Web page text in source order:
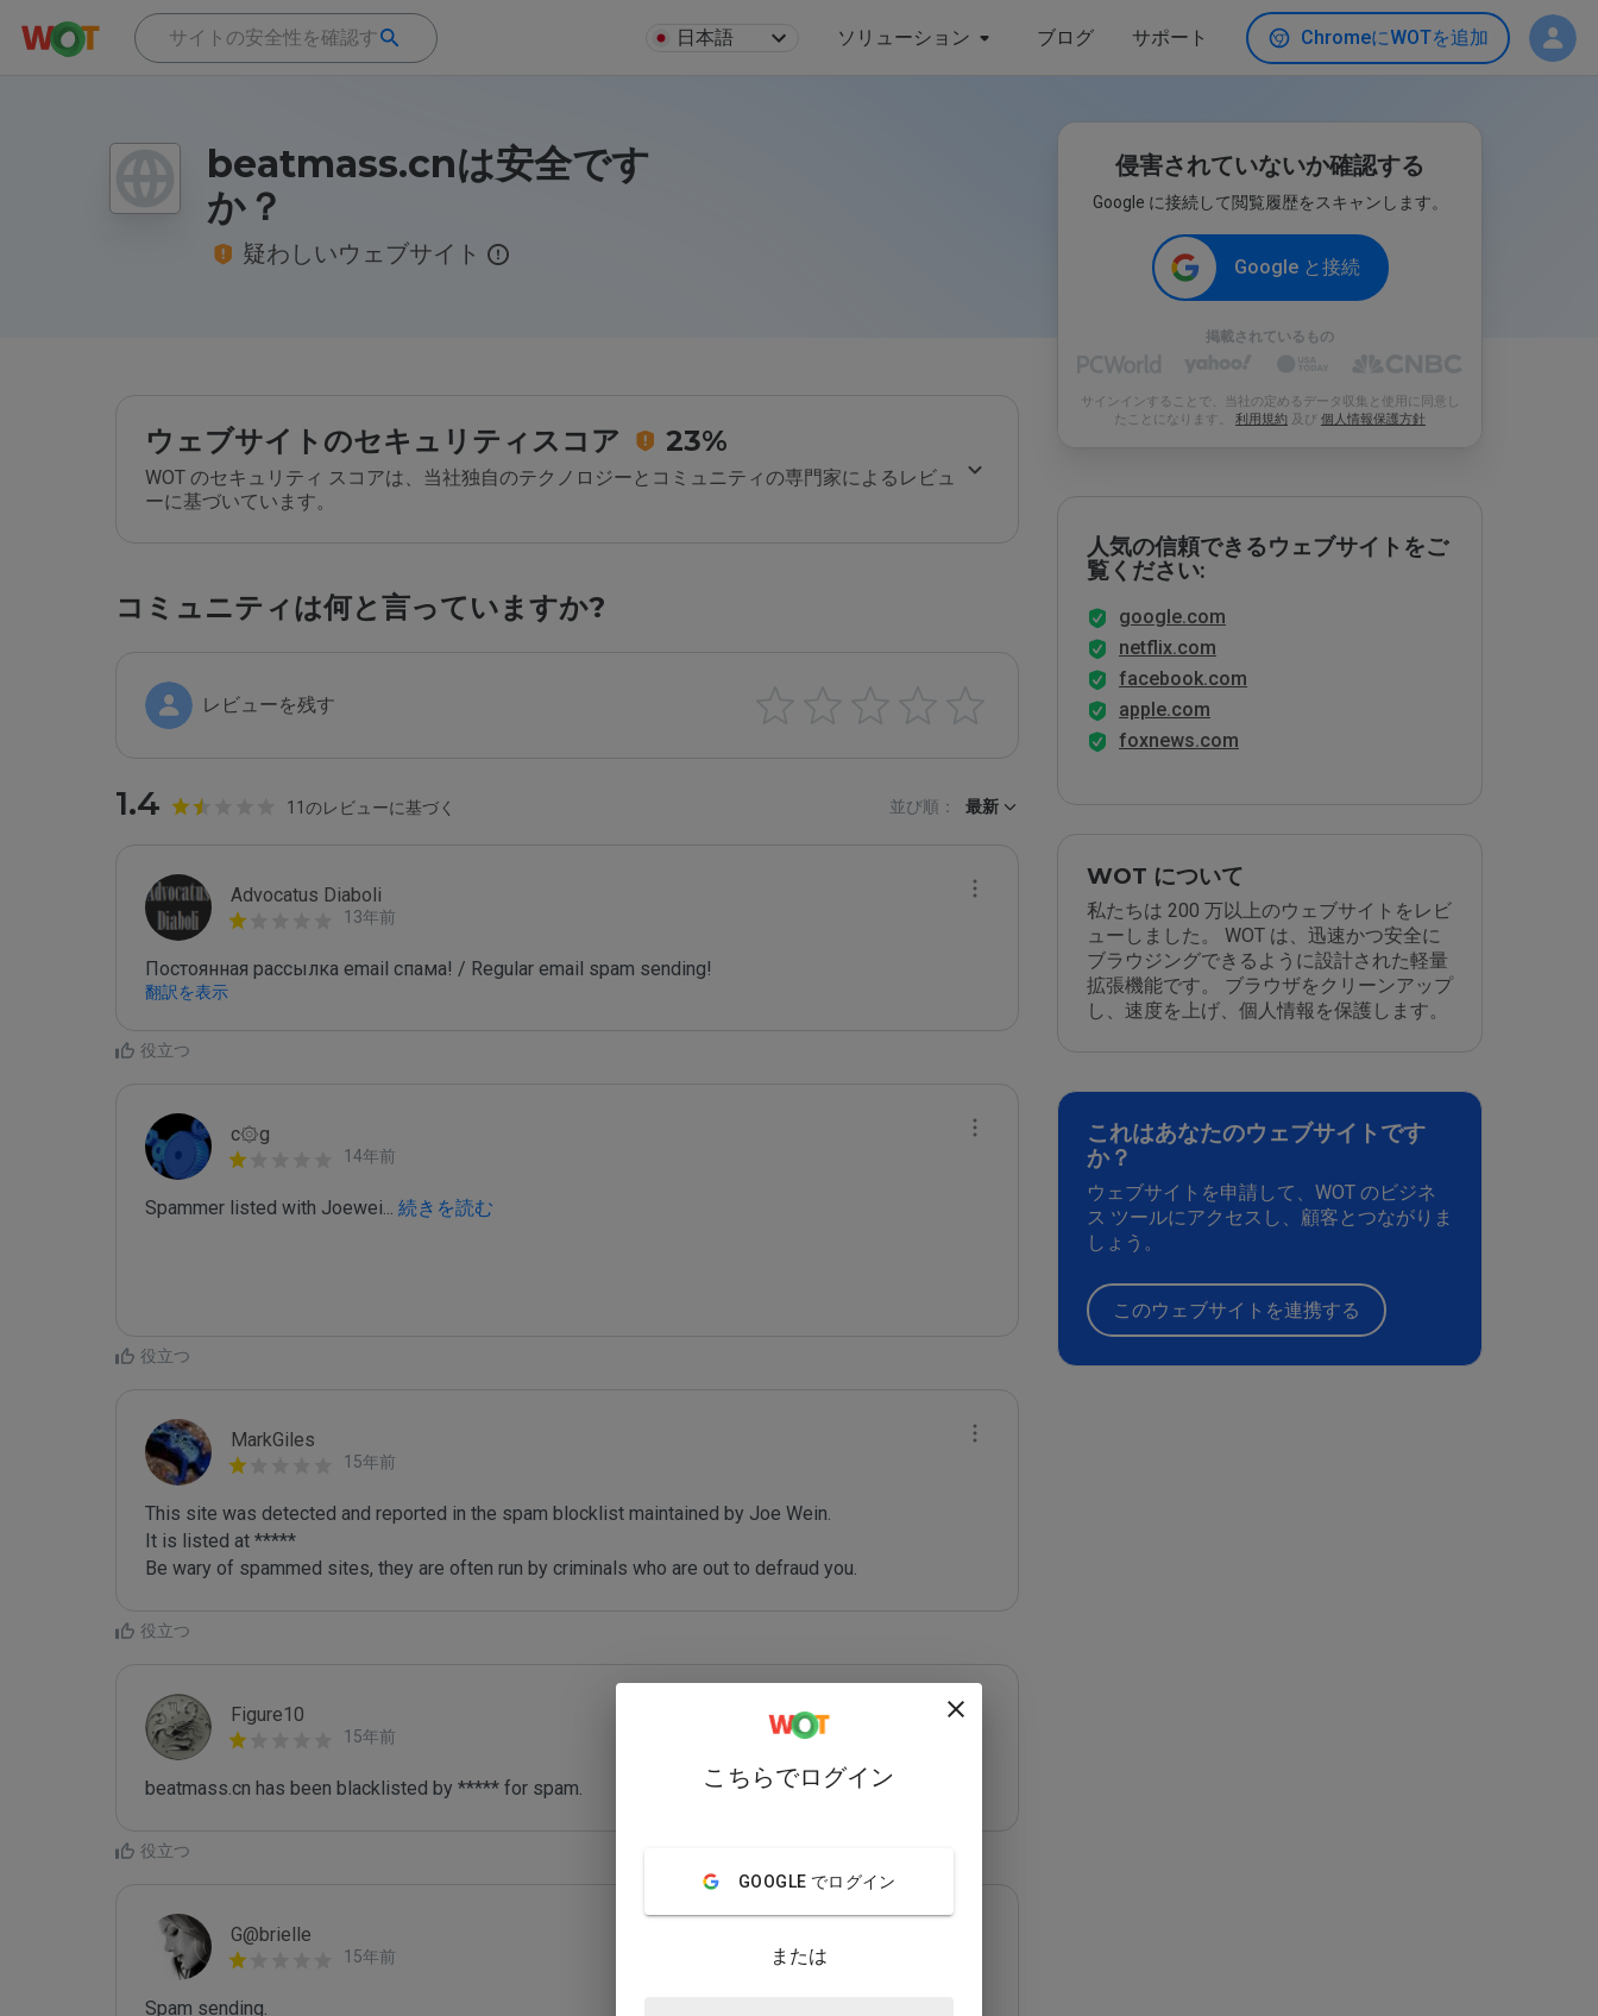
日本語 ソリューション ブログ サポート ChromeにWOTを追加
beatmass.cnは安全です
か？
疑わしいウェブサイト
ウェブサイトのセキュリティスコア 23%
WOT のセキュリティ スコアは、当社独自のテクノロジーとコミュニティの専門家によるレビュ
ーに基づいています。
コミュニティは何と言っていますか?
レビューを残す
1.4 11のレビューに基づく 並び順： 最新
Advocatus Diaboli
13年前
Постоянная рассылка email спама! / Regular email spam sending!
翻訳を表示
役立つ
c۞g
14年前
Spammer listed with Joewei... 続きを読む
役立つ
MarkGiles
15年前
This site was detected and reported in the spam blocklist maintained by Joe Wein.
It is listed at *****
Be wary of spammed sites, they are often run by criminals who are out to defraud you.
役立つ
Figure10
15年前
beatmass.cn has been blacklisted by ***** for spam.
役立つ
G@brielle
15年前
Spam sending.
侵害されていないか確認する
Google に接続して閲覧履歴をスキャンします。
Google と接続
掲載されているもの
サインインすることで、当社の定めるデータ収集と使用に同意し
たことになります。 利用規約 及び 個人情報保護方針
人気の信頼できるウェブサイトをご
覧ください:
google.com
netflix.com
facebook.com
apple.com
foxnews.com
WOT について
私たちは 200 万以上のウェブサイトをレビ
ューしました。 WOT は、迅速かつ安全に
ブラウジングできるように設計された軽量
拡張機能です。 ブラウザをクリーンアップ
し、速度を上げ、個人情報を保護します。
これはあなたのウェブサイトです
か？
ウェブサイトを申請して、WOT のビジネ
ス ツールにアクセスし、顧客とつながりま
しょう。
このウェブサイトを連携する
こちらでログイン
GOOGLE でログイン
または